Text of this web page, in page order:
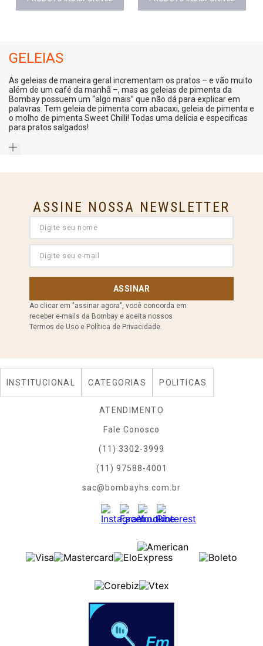
GELEIAS
As geleias de maneira geral incrementam os pratos – e vão muito
além de um café da manhã –, mas as geleias de pimenta da
Bombay possuem um “algo mais” que não dá para explicar em
palavras. Tem geleia de pimenta com abacaxi, geleia de pimenta e
o molho de pimenta Sweet Chilli! Todas uma delícia e especificas
para pratos salgados!
ASSINE NOSSA NEWSLETTER
ASSINAR
Ao clicar em "assinar agora", você concorda em
receber e-mails da Bombay e aceita nossos
Termos de Uso e Política de Privacidade.
INSTITUCIONAL CATEGORIAS POLITICAS
ATENDIMENTO
Fale Conosco
(11) 3302-3999
(11) 97588-4001
sac@bombayhs.com.br